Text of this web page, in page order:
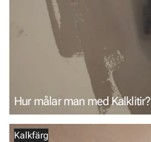
Hur målar man med Kalklitir?
Kalkfärg